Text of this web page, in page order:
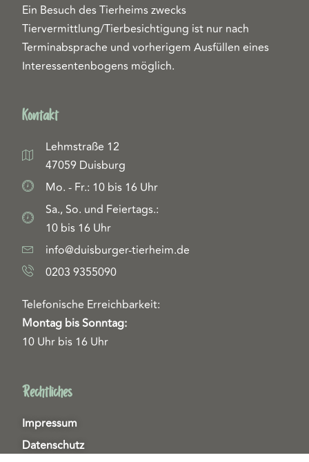
Ein Besuch des Tierheims zwecks
Tiervermittlung/Tierbesichtigung ist nur nach
Terminabsprache und vorherigem Ausfüllen eines
Interessentenbogens möglich.
Kontakt
Lehmstraße 12
47059 Duisburg
Mo. - Fr.: 10 bis 16 Uhr
Sa., So. und Feiertags.:
10 bis 16 Uhr
info@duisburger-tierheim.de
0203 9355090
Telefonische Erreichbarkeit:
Montag bis Sonntag:
10 Uhr bis 16 Uhr
Rechtliches
Impressum
Datenschutz